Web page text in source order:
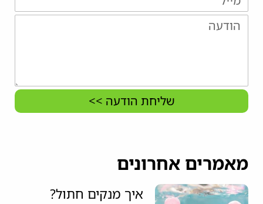
שליחת הודעה >>
מאמרים אחרונים
איך מנקים חתול?